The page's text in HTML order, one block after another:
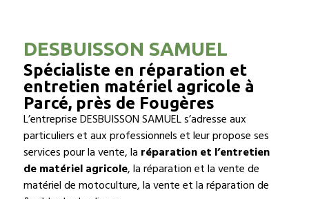
DESBUISSON SAMUEL
Spécialiste en réparation et
entretien matériel agricole à
Parcé, près de Fougères
L’entreprise DESBUISSON SAMUEL s’adresse aux
particuliers et aux professionnels et leur propose ses
services pour la vente, la réparation et l’entretien
de matériel agricole, la réparation et la vente de
matériel de motoculture, la vente et la réparation de